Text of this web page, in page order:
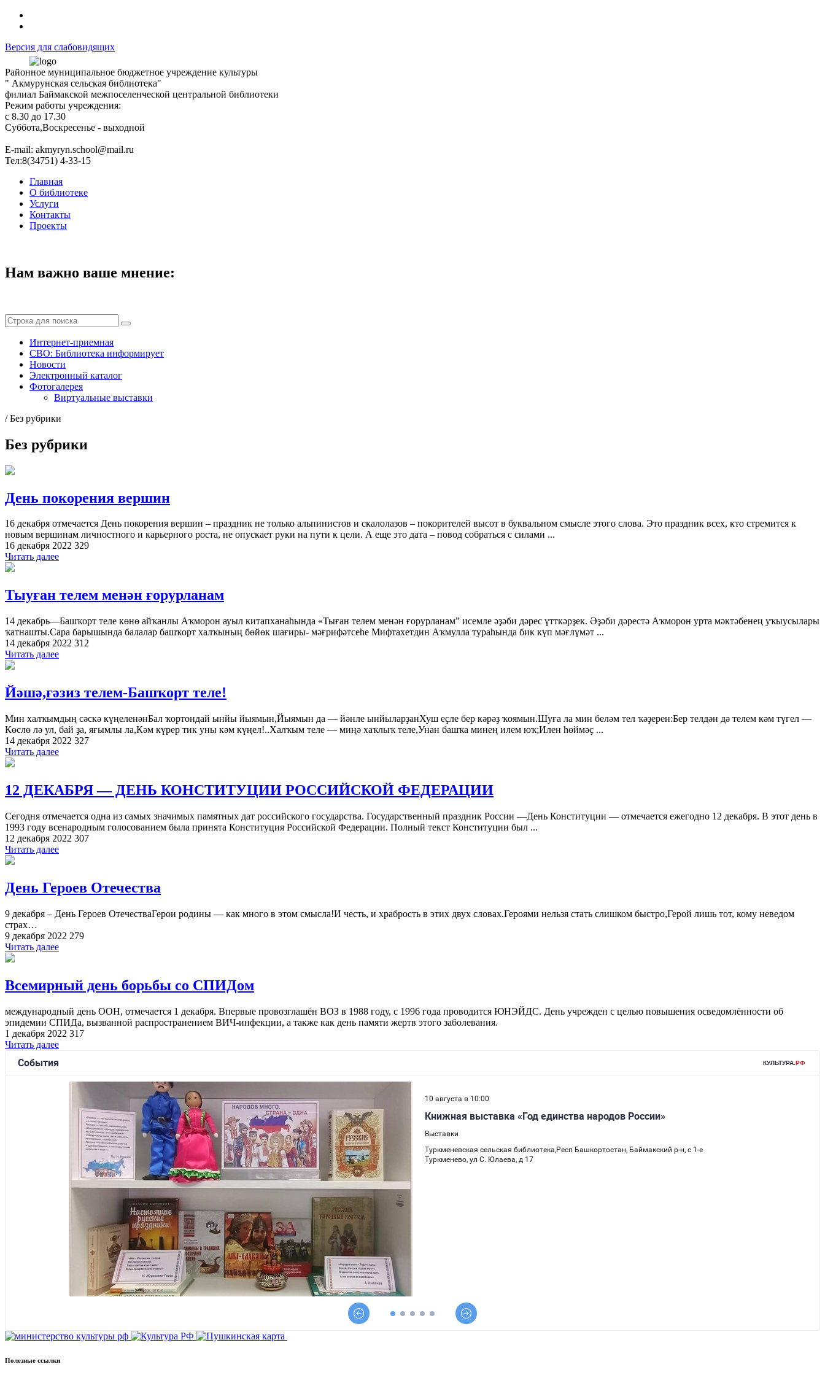
Версия для слабовидящих
Районное муниципальное бюджетное учреждение культуры
" Акмурунская сельская библиотека"
филиал Баймакской межпоселенческой центральной библиотеки
Режим работы учреждения:
с 8.30 до 17.30
Суббота,Воскресенье - выходной
Е-mail: akmyryn.school@mail.ru
Тел:8(34751) 4-33-15
Главная
О библиотеке
Услуги
Контакты
Проекты
Нам важно ваше мнение:
Интернет-приемная
СВО: Библиотека информирует
Новости
Электронный каталог
Фотогалерея
Виртуальные выставки
/Без рубрики
Без рубрики
День покорения вершин
16 декабря отмечается День покорения вершин – праздник не только альпинистов и скалолазов – покорителей высот в буквальном смысле этого слова. Это праздник всех, кто стремится к
новым вершинам личностного и карьерного роста, не опускает руки на пути к цели. А еще это дата – повод собраться с силами ...
16 декабря 2022 329
Читать далее
Тыуған телем менән ғорурланам
14 декабрь—Башҡорт теле көнө айҡанлы Аҡморон ауыл китапханаһында «Тыған телем менән ғорурланам” исемле әҙәби дәрес үтткәрҙек. Әҙәби дәрестә Аҡморон урта мәктәбенең уҡыусылары
ҡатнашты.Сара барышында балалар башҡорт халҡының бөйөк шағиры- мәғрифәтсеһе Мифтахетдин Аҡмулла тураһында бик күп мәғлүмәт ...
14 декабря 2022 312
Читать далее
Йәшә,ғәзиз телем-Башҡорт теле!
Мин халҡымдың сәскә күңеленәнБал ҡортондай ынйы йыямын,Йыямын да — йәнле ынйыларҙанХуш еҫле бер кәрәҙ ҡоямын.Шуға ла мин беләм тел ҡәҙерен:Бер телдән дә телем кәм түгел —
Көслө лә ул, бай ҙа, яғымлы ла,Кәм күрер тик уны кәм күңел!..Халҡым теле — миңә хаҡлыҡ теле,Унан башҡа минең илем юҡ;Илен hөймәҫ ...
14 декабря 2022 327
Читать далее
12 ДЕКАБРЯ — ДЕНЬ КОНСТИТУЦИИ РОССИЙСКОЙ ФЕДЕРАЦИИ
Сегодня отмечается одна из самых значимых памятных дат российского государства. Государственный праздник России —День Конституции — отмечается ежегодно 12 декабря. В этот день в
1993 году всенародным голосованием была принята Конституция Российской Федерации. Полный текст Конституции был ...
12 декабря 2022 307
Читать далее
День Героев Отечества
9 декабря – День Героев ОтечестваГерои родины — как много в этом смысла!И честь, и храбрость в этих двух словах.Героями нельзя стать слишком быстро,Герой лишь тот, кому неведом
страх…
9 декабря 2022 279
Читать далее
Всемирный день борьбы со СПИДом
международный день ООН, отмечается 1 декабря. Впервые провозглашён ВОЗ в 1988 году, с 1996 года проводится ЮНЭЙДС. День учрежден с целью повышения осведомлённости об
эпидемии СПИДа, вызванной распространением ВИЧ-инфекции, а также как день памяти жертв этого заболевания.
1 декабря 2022 317
Читать далее
Полезные ссылки